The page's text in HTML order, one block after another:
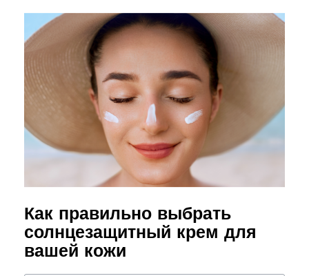
Как правильно выбрать
солнцезащитный крем для
вашей кожи